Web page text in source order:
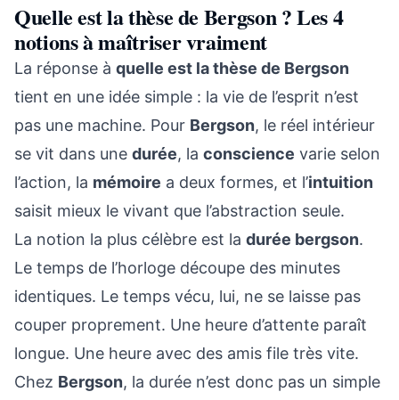
Quelle est la thèse de Bergson ? Les 4
notions à maîtriser vraiment
La réponse à quelle est la thèse de Bergson
tient en une idée simple : la vie de l’esprit n’est
pas une machine. Pour Bergson, le réel intérieur
se vit dans une durée, la conscience varie selon
l’action, la mémoire a deux formes, et l’intuition
saisit mieux le vivant que l’abstraction seule.
La notion la plus célèbre est la durée bergson.
Le temps de l’horloge découpe des minutes
identiques. Le temps vécu, lui, ne se laisse pas
couper proprement. Une heure d’attente paraît
longue. Une heure avec des amis file très vite.
Chez Bergson, la durée n’est donc pas un simple